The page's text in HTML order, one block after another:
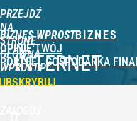
PRZEJDŹ
NA
STRONĘ
GŁÓWNĄ
WPROST.PL
BIZNES WPROST
OPINIE TWÓJ
PORTFEL GOSPODARKA
INTERNET